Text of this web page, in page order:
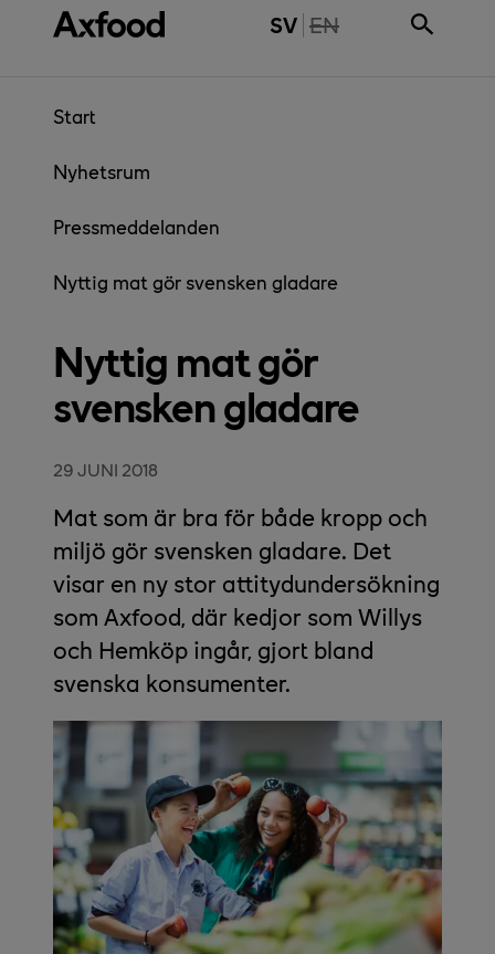
Gå direkt till innehåll SV THE PAGE IS NOT
EN
Start
Nyhetsrum
Pressmeddelanden
Nyttig mat gör svensken gladare
Nyttig mat gör
svensken gladare
29 JUNI 2018
Mat som är bra för både kropp och
miljö gör svensken gladare. Det
visar en ny stor attitydundersökning
som Axfood, där kedjor som Willys
och Hemköp ingår, gjort bland
svenska konsumenter.